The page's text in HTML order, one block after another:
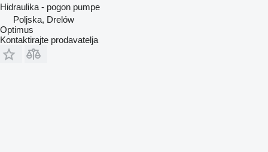
Hidraulika - pogon pumpe
Poljska, Drelów
Optimus
Kontaktirajte prodavatelja